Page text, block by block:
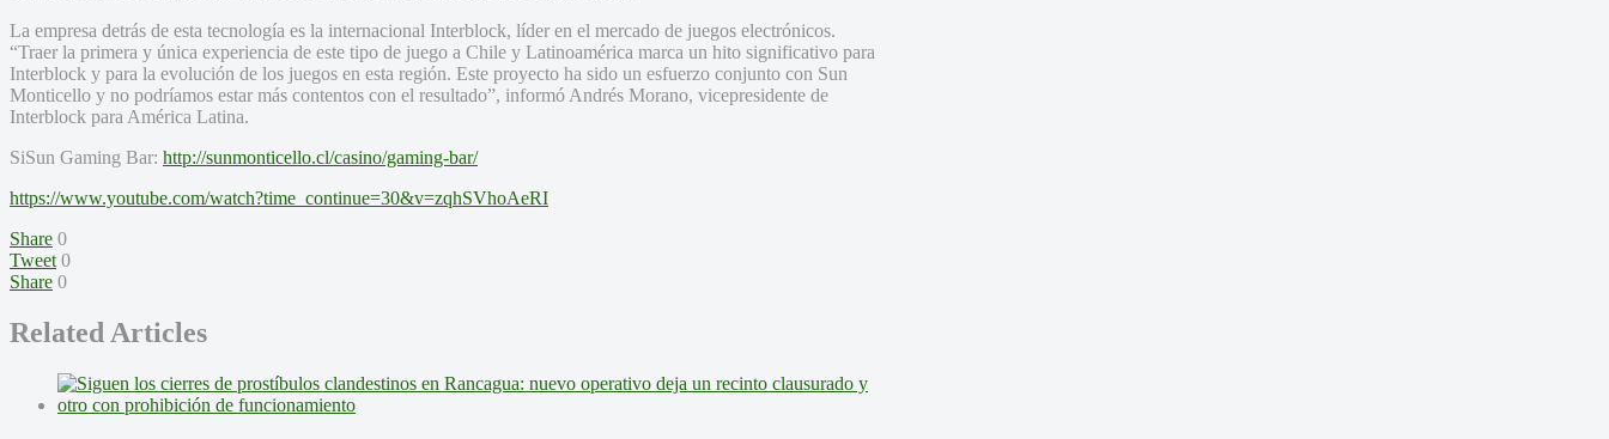
La empresa detrás de esta tecnología es la internacional Interblock, líder en el mercado de juegos electrónicos.
“Traer la primera y única experiencia de este tipo de juego a Chile y Latinoamérica marca un hito significativo para
Interblock y para la evolución de los juegos en esta región. Este proyecto ha sido un esfuerzo conjunto con Sun
Monticello y no podríamos estar más contentos con el resultado”, informó Andrés Morano, vicepresidente de
Interblock para América Latina.
SiSun Gaming Bar: http://sunmonticello.cl/casino/gaming-bar/
https://www.youtube.com/watch?time_continue=30&v=zqhSVhoAeRI
Share 0
Tweet 0
Share 0
Related Articles